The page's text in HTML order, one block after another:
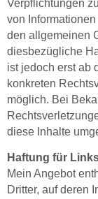
Verpflichtungen
von Informationen
den allgemeinen
diesbezügliche
ist jedoch erst ab
konkreten
möglich. Bei
diese Inhalte
Haftung für
Mein Angebot
Dritter, auf deren